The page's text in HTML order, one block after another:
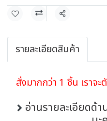
แชร์
รายละเอียดสินค้า
สั่งมากกว่า 1 ชิ้น เราจ
อ่านรายละเอียดด้